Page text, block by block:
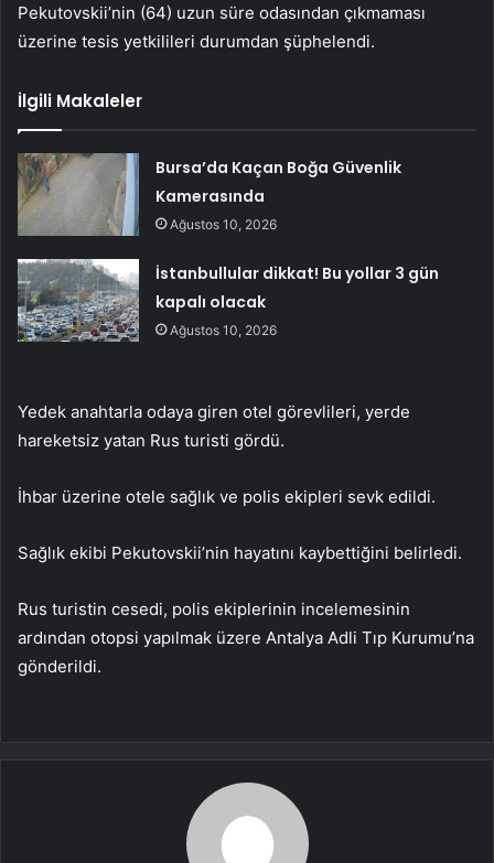
Pekutovskii’nin (64) uzun süre odasından çıkmaması
üzerine tesis yetkilileri durumdan şüphelendi.
İlgili Makaleler
Bursa’da Kaçan Boğa Güvenlik
Kamerasında
Ağustos 10, 2026
İstanbullular dikkat! Bu yollar 3 gün
kapalı olacak
Ağustos 10, 2026
Yedek anahtarla odaya giren otel görevlileri, yerde
hareketsiz yatan Rus turisti gördü.
İhbar üzerine otele sağlık ve polis ekipleri sevk edildi.
Sağlık ekibi Pekutovskii’nin hayatını kaybettiğini belirledi.
Rus turistin cesedi, polis ekiplerinin incelemesinin
ardından otopsi yapılmak üzere Antalya Adli Tıp Kurumu’na
gönderildi.